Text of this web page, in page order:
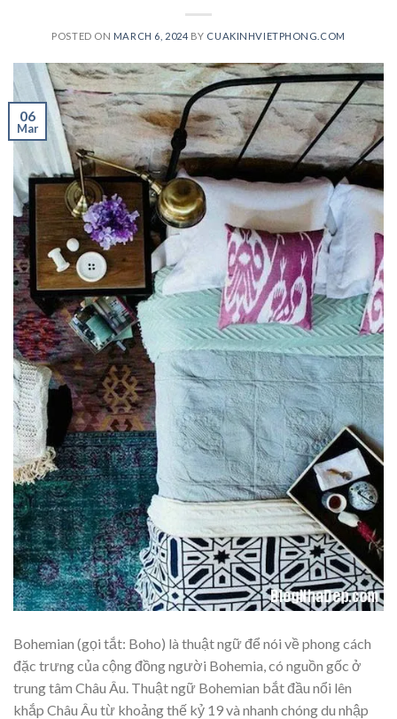
POSTED ON MARCH 6, 2024 BY CUAKINHVIETPHONG.COM
06
Mar
Bohemian (gọi tắt: Boho) là thuật ngữ để nói về phong cách
đặc trưng của cộng đồng người Bohemia, có nguồn gốc ở
trung tâm Châu Âu. Thuật ngữ Bohemian bắt đầu nổi lên
khắp Châu Âu từ khoảng thế kỷ 19 và nhanh chóng du nhập